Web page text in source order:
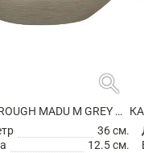
search
КАШПО ROUGH MADU M GREY WASHED
36 см.
12.5 см.